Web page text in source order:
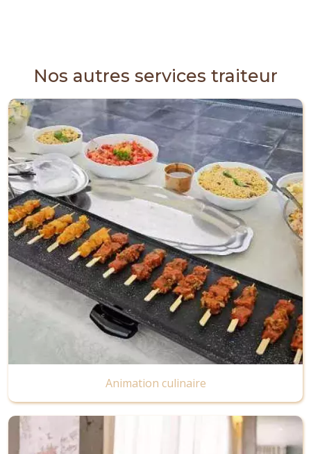
Nos autres services traiteur
Image
Animation culinaire
Image